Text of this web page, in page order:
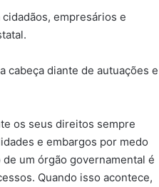
empresários e
cabeça diante de autuações e
os seus direitos sempre
e embargos por medo
um órgão governamental é
Quando isso acontece,